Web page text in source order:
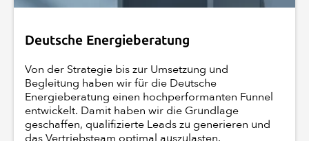
Deutsche Energieberatung
Von der Strategie bis zur Umsetzung und
Begleitung haben wir für die Deutsche
Energieberatung einen hochperformanten Funnel
entwickelt. Damit haben wir die Grundlage
geschaffen, qualifizierte Leads zu generieren und